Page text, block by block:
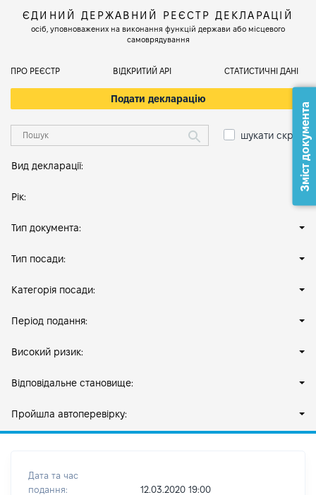
ЄДИНИЙ ДЕРЖАВНИЙ РЕЄСТР ДЕКЛАРАЦІЙ
осіб, уповноважених на виконання функцій держави або місцевого
самоврядування
ПРО РЕЄСТР ВІДКРИТИЙ АРІ СТАТИСТИЧНІ ДАНІ
Подати декларацію
шукати скрізь
Вид декларації:
Рік:
Тип документа:
Тип посади:
Категорія посади:
Період подання:
Високий ризик:
Відповідальне становище:
Пройшла автоперевірку:
Дата та час
подання:
12.03.2020 19:00
Зміст документа